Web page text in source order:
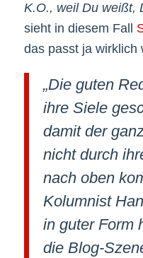
K.O., weil Du weißt,
sieht in diesem Fall
das passt ja wirklich
„Die guten
ihre Siele
damit der
nicht durch
nach oben
Kolumnist
in guter Form
die Blog-